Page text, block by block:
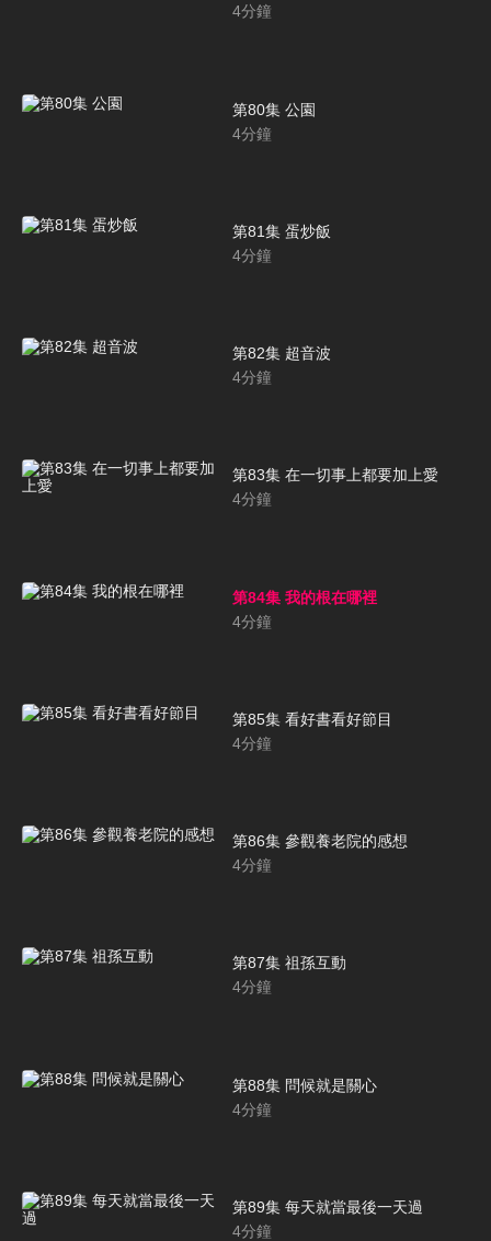
4分鐘
第80集 公園
4分鐘
第81集 蛋炒飯
4分鐘
第82集 超音波
4分鐘
第83集 在一切事上都要加上愛
4分鐘
第84集 我的根在哪裡
4分鐘
第85集 看好書看好節目
4分鐘
第86集 參觀養老院的感想
4分鐘
第87集 祖孫互動
4分鐘
第88集 問候就是關心
4分鐘
第89集 每天就當最後一天過
4分鐘